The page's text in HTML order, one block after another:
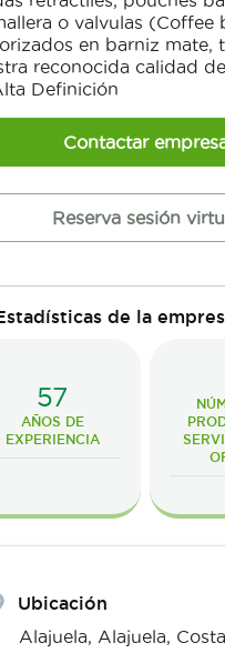
o valvulas (Coffee
en barniz mate,
reconocida calidad
Definición
Contactar
Reserva sesión
de la
57
AÑOS DE
EXPERIENCIA
Ubicación
Alajuela, Alajuela,